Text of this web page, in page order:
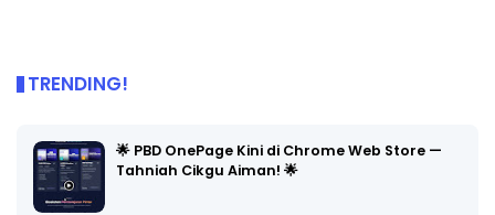
TRENDING!
🌟 PBD OnePage Kini di Chrome Web Store —
Tahniah Cikgu Aiman! 🌟